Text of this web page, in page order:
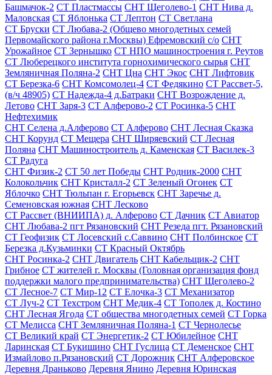
Башмачок-2 СТ Пластмассы СНТ Щеголево-1 СНТ Нива д.
Маловская СТ Яблонька СТ Лептон СТ Светлана
СТ Бруски СТ Любава-2 (Общево многодетных семей
Первомайского района г.Москвы) Ефремовский с/о СНТ
Урожайное СТ Зернышко СТ НПО машиностроения г. Реутов
СТ Люберецкого института горнохимического сырья СНТ
Земляничная Поляна-2 СНТ Цна СНТ Экос СНТ Лифтовик
СТ Березка-6 СНТ Комсомолец-4 СТ Федякино СТ Рассвет-5,
(в/ч 48905) СТ Надежда-4 д.Батраки СНТ Возрождение д.
Летово СНТ Заря-3 СТ Алферово-2 СТ Росинка-5 СНТ
Нефтехимик
СНТ Селена д.Алферово СТ Алферово СНТ Лесная Сказка
СНТ Корунд СТ Мещера СНТ Ширяевский СТ Лесная
Поляна СНТ Машиностроитель д. Каменская СТ Василек-3
СТ Радуга
СНТ Физик-2 СТ 50 лет Победы СНТ Родник-2000 СНТ
Колокольчик СНТ Кристалл-2 СТ Зеленый Огонек СТ
Яблочко СНТ Тюльпан г. Егорьевск СНТ Заречье д.
Семеновская южная СНТ Лесково
СТ Рассвет (ВНИИПА) д. Алферово СТ Дачник СТ Авиатор
СНТ Любава-2 пгт Рязановский СНТ Резеда пгт. Рязановский
СТ Геофизик СТ Лосевский с.Саввино СНТ Полбинское СТ
Березка д.Кузьминки СТ Красный Октябрь
СНТ Росинка-2 СНТ Двигатель СНТ Кабельщик-2 СНТ
Грибное СТ жителей г. Москвы (Головная организация фонд
поддержки малого предпринимательства) СНТ Щеголево-2
СТ Лесное-7 СТ Мир-12 СТ Елочка-3 СТ Механизатор
СТ Луч-2 СТ Техстром СНТ Медик-4 СТ Тополек д. Костино
СНТ Лесная Ягода СТ общества многодетных семей СТ Горка
СТ Мелисса СНТ Земляничная Поляна-1 СТ Чернолесье
СТ Великий край СТ Энергетик-2 СТ Юбилейное СНТ
Ларинская СТ Букишино СНТ Гуслица СТ Деменское СНТ
Измайлово п.Рязановский СТ Дорожник СНТ Алферовское
Деревня Драньково Деревня Янино Деревня Юринская